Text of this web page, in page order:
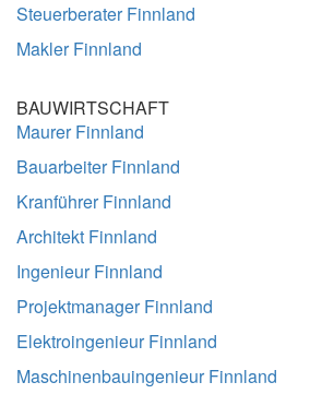
Steuerberater Finnland
Makler Finnland
BAUWIRTSCHAFT
Maurer Finnland
Bauarbeiter Finnland
Kranführer Finnland
Architekt Finnland
Ingenieur Finnland
Projektmanager Finnland
Elektroingenieur Finnland
Maschinenbauingenieur Finnland